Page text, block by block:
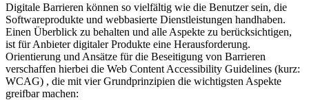
Digitale Barrieren können so vielfältig wie die Benutzer sein, die
Softwareprodukte und webbasierte Dienstleistungen handhaben.
Einen Überblick zu behalten und alle Aspekte zu berücksichtigen,
ist für Anbieter digitaler Produkte eine Herausforderung.
Orientierung und Ansätze für die Beseitigung von Barrieren
verschaffen hierbei die Web Content Accessibility Guidelines (kurz:
WCAG) , die mit vier Grundprinzipien die wichtigsten Aspekte
greifbar machen: